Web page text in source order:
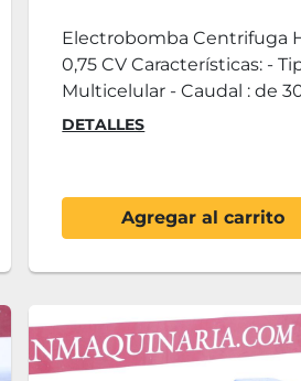
Electrobomba Centrifuga
0,75 CV Características: -
Multicelular - Caudal : de
DETALLES
Agregar al carrito